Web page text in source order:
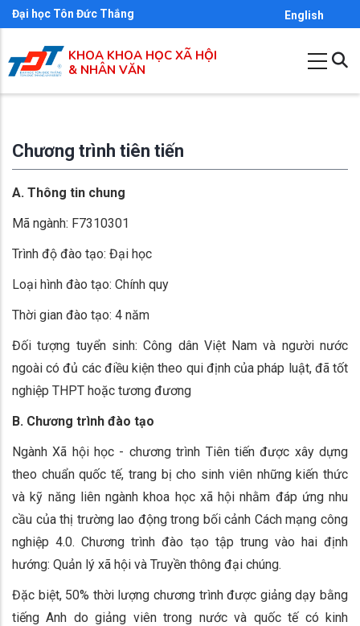
Nhảy
đến
nội
dung
Đại học Tôn Đức Thắng English
KHOA KHOA HỌC XÃ HỘI
& NHÂN VĂN
Chương trình tiên tiến
A. Thông tin chung
Mã ngành: F7310301
Trình độ đào tạo: Đại học
Loại hình đào tạo: Chính quy
Thời gian đào tạo: 4 năm
Đối tượng tuyển sinh: Công dân Việt Nam và người nước
ngoài có đủ các điều kiện theo qui định của pháp luật, đã tốt
nghiệp THPT hoặc tương đương
B. Chương trình đào tạo
Ngành Xã hội học - chương trình Tiên tiến được xây dựng
theo chuẩn quốc tế, trang bị cho sinh viên những kiến thức
và kỹ năng liên ngành khoa học xã hội nhằm đáp ứng nhu
cầu của thị trường lao động trong bối cảnh Cách mạng công
nghiệp 4.0. Chương trình đào tạo tập trung vào hai định
hướng: Quản lý xã hội và Truyền thông đại chúng.
Đặc biệt, 50% thời lượng chương trình được giảng dạy bằng
tiếng Anh do giảng viên trong nước và quốc tế có kinh